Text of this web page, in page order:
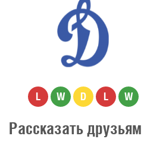
L W D L W
Рассказать друзьям